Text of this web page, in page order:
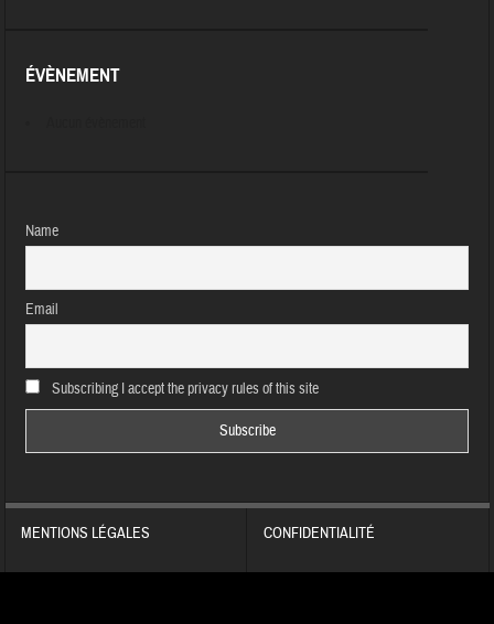
ÉVÈNEMENT
Name
Email
Subscribing I accept the privacy rules of this site
MENTIONS LÉGALES CONFIDENTIALITÉ